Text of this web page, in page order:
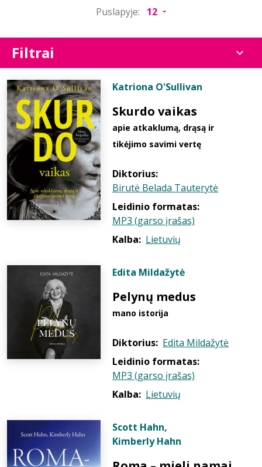
Puslapyje:
Filtrai
Katriona O'Sullivan
Skurdo vaikas
apie atkaklumą, drąsą ir
tikėjimo savimi vertę
Diktorius:
Birutė Belada Tauterytė
Leidinio formatas:
MP3 (garso įrašas)
Kalba: Lietuvių
Edita Mildažytė
Pelynų medus
mano istorija
Diktorius: Edita Mildažytė
Leidinio formatas:
MP3 (garso įrašas)
Kalba: Lietuvių
Scott Hahn,
Kimberly Hahn